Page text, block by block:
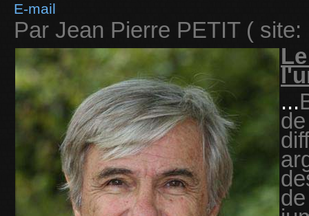
E-mail
Par Jean Pierre PETIT ( site:
...